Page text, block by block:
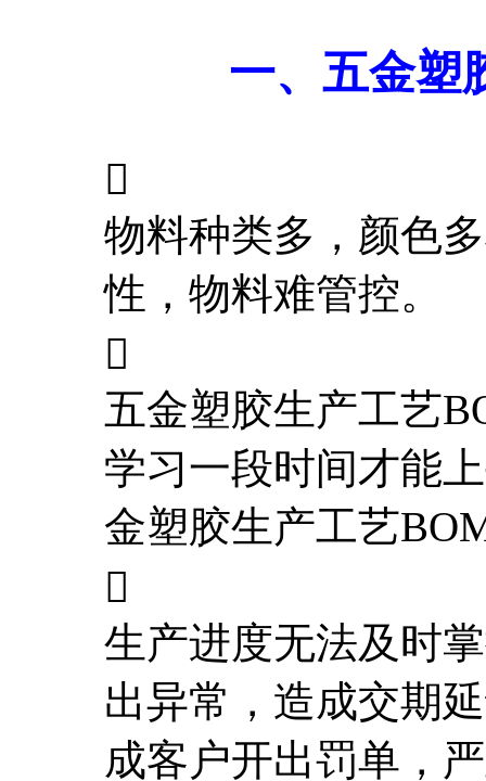
一、五金塑

物料种类多，颜色
性，物料难管控。

五金塑胶生产工艺
学习一段时间才能
金塑胶生产工艺

生产进度无法及时
出异常，造成交期
成客户开出罚单，